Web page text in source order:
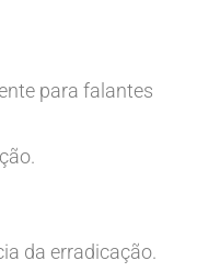
para falantes
da erradicação.